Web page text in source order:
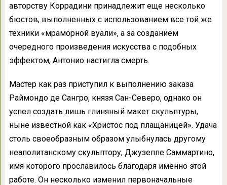
авторству Коррадини принадлежит еще несколько
бюстов, выполненных с использованием все той же
техники «мраморной вуали», а за созданием
очередного произведения искусства с подобных
эффектом, Антонио настигла смерть.
Мастер как раз приступил к выполнению заказа
Раймондо де Сангро, князя Сан-Северо, однако он
успел создать лишь глиняный макет скульптуры,
ныне известной как «Христос под плащаницей». Удача
столь своеобразным образом улыбнулась другому
неаполитанскому скульптору, Джузеппе Саммартино,
имя которого прославилось благодаря именно этой
работе. Он несколько изменил первоначальные